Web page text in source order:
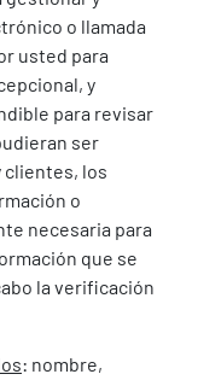
o llamada
usted para
y
para revisar
ser
clientes, los
o
necesaria para
que se
la verificación
: nombre,